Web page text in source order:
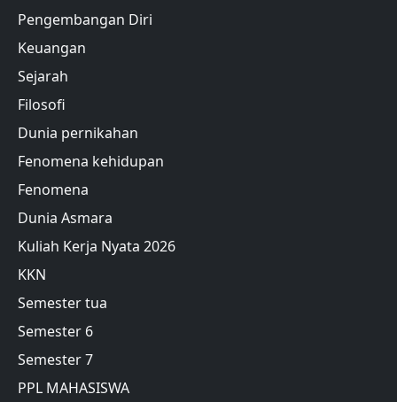
Pengembangan Diri
Keuangan
Sejarah
Filosofi
Dunia pernikahan
Fenomena kehidupan
Fenomena
Dunia Asmara
Kuliah Kerja Nyata 2026
KKN
Semester tua
Semester 6
Semester 7
PPL MAHASISWA